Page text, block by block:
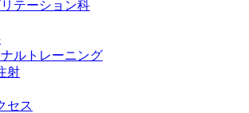
テーション科
ルトレーニング
射
セス